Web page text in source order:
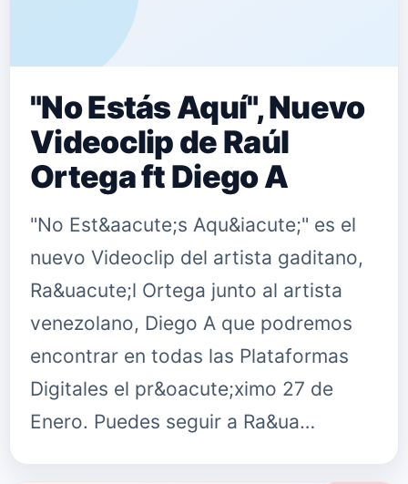
"No Estás Aquí", Nuevo
Videoclip de Raúl
Ortega ft Diego A
"No Est&aacute;s Aqu&iacute;" es el
nuevo Videoclip del artista gaditano,
Ra&uacute;l Ortega junto al artista
venezolano, Diego A que podremos
encontrar en todas las Plataformas
Digitales el pr&oacute;ximo 27 de
Enero. Puedes seguir a Ra&ua…